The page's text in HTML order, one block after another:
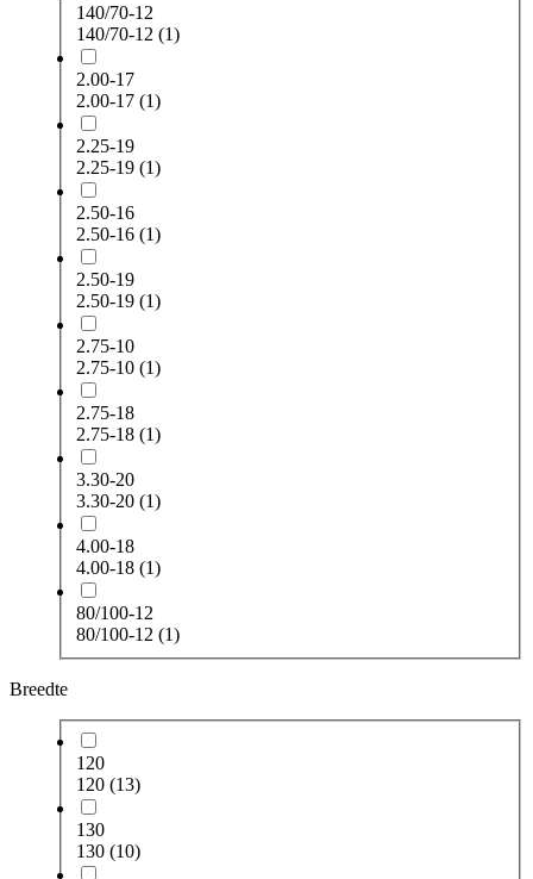
140/70-12
140/70-12 (1)
2.00-17
2.00-17 (1)
2.25-19
2.25-19 (1)
2.50-16
2.50-16 (1)
2.50-19
2.50-19 (1)
2.75-10
2.75-10 (1)
2.75-18
2.75-18 (1)
3.30-20
3.30-20 (1)
4.00-18
4.00-18 (1)
80/100-12
80/100-12 (1)
Breedte
120
120 (13)
130
130 (10)